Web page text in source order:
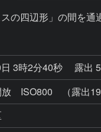
の四辺形」の間を通
3時2分40秒
露出
ISO800 （露出